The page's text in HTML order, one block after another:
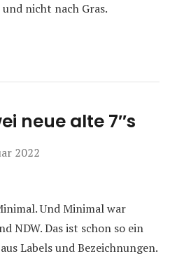
nicht nach Gras.
neue alte 7″s
2022
Und Minimal war
NDW. Das ist schon so ein
Labels und Bezeichnungen.